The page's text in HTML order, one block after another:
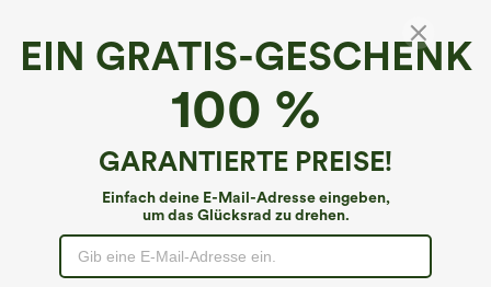
EIN GRATIS-GESCHENK
100 %
GARANTIERTE PREISE!
Einfach deine E-Mail-Adresse eingeben,
um das Glücksrad zu drehen.
€31,95 EUR
Kaufe 2, erhalte 1 gratis
Halara Flex™ Dehnbare Stoffhose mit
€40,95 EUR
Kaufen Sie 2 Stück für 61,54 € oder 4